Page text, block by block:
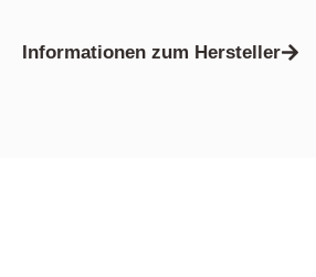
Informationen zum Hersteller